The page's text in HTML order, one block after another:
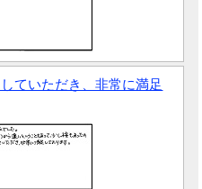
ていただき、非常に満足